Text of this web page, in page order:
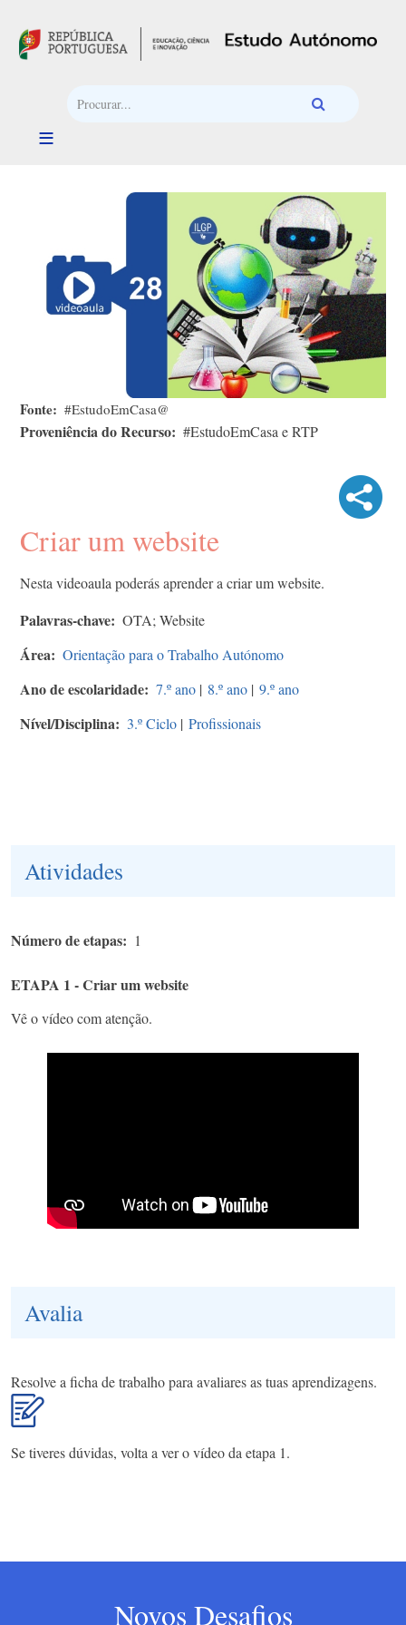
Fonte #EstudoEmCasa@
Proveniência do Recurso #EstudoEmCasa e RTP
Criar um website
Nesta videoaula poderás aprender a criar um website.
Palavras-chave OTA; Website
Área Orientação para o Trabalho Autónomo
Ano de escolaridade 7.º ano | 8.º ano | 9.º ano
Nível/Disciplina 3.º Ciclo | Profissionais
Atividades
Número de etapas 1
ETAPA 1 - Criar um website
Vê o vídeo com atenção.
Avalia
Resolve a ficha de trabalho para avaliares as tuas aprendizagens.
Se tiveres dúvidas, volta a ver o vídeo da etapa 1.
Novos Desafios